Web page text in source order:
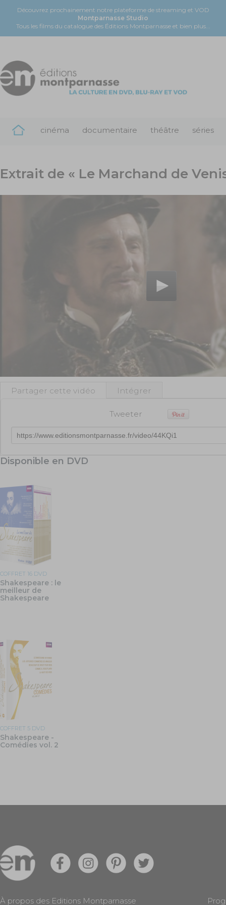
Découvrez prochainement notre plateforme de streaming et VOD
Montparnasse Studio
Tous les films du catalogue des Éditions Montparnasse et bien plus...
cinéma documentaire théâtre séries
Extrait de « Le Marchand de
Partager cette vidéo Intégrer
Tweeter
Disponible en DVD
COFFRET 16 DVD
Shakespeare : le
meilleur de
Shakespeare
COFFRET 5 DVD
Shakespeare -
Comédies vol. 2
À propos des Editions Montparnasse